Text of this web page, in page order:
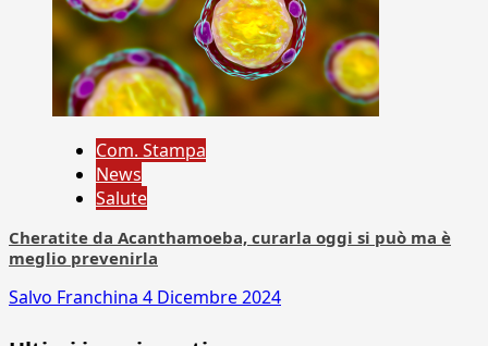
Com. Stampa
News
Salute
Cheratite da Acanthamoeba, curarla oggi si può ma è
meglio prevenirla
Salvo Franchina 4 Dicembre 2024